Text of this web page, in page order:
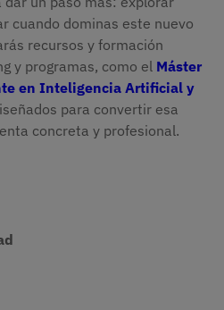
cuando dominas este nuevo
recursos y formación
y programas, como el Máster
en Inteligencia Artificial y
para convertir esa
concreta y profesional.